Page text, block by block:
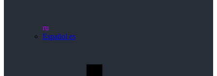
ru
Español es